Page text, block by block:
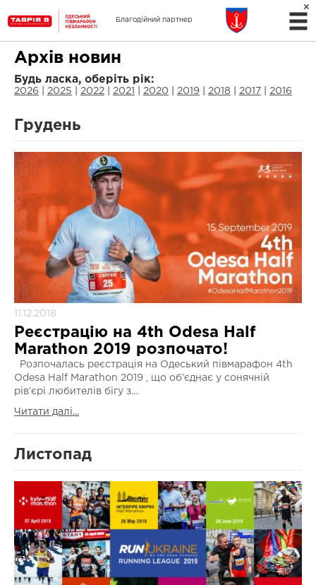
Благодійний партнер
Партнер дистанції 1.6
км
Архів новин
Будь ласка, оберіть рік:
2026 2025 2022 2021 2020 2019 2018 2017 2016
Грудень
11.12.2018
Реєстрацію на 4th Odesa Half
Marathon 2019 розпочато!
Розпочалась реєстрація на Одеський півмарафон 4th
Odesa Half Marathon 2019 , що об’єднає у сонячній
рів’єрі любителів бігу з…
Читати далі...
Листопад